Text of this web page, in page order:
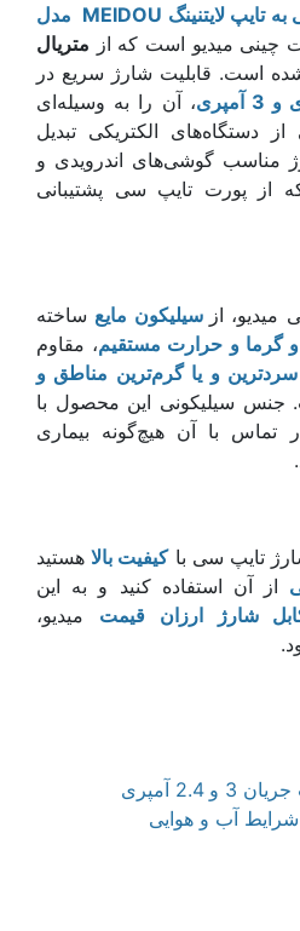
تایپ لایتنینگ MEIDOU مدل
میدیو است که از متریال
است. قابلیت شارژ سریع در
، آن را به وسیله‌ای
دستگاه‌های الکتریکی تبدیل
مناسب گوشی‌های اندرویدی و
از پورت تایپ سی پشتیبانی
از سیلیکون مایع ساخته
گرما و حرارت مستقیم، مقاوم
سردترین و یا گرم‌ترین مناطق و
جنس سیلیکونی این محصول با
تماس با آن هیچ‌گونه بیماری
تایپ سی باکیفیت بالاهستید
از آن استفاده کنید و به این
شارژ ارزان قیمت میدیو،
آمپری
شرایط آب و هوایی